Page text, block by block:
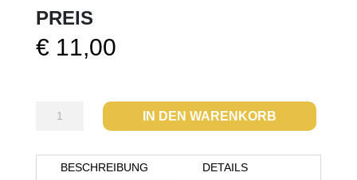
PREIS
€11,00
II
IN DEN WARENKORB
BESCHREIBUNG DETAILS